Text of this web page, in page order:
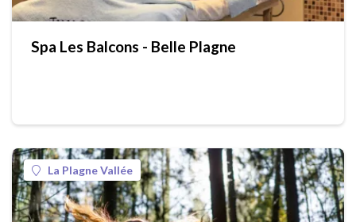
Spa Les Balcons - Belle Plagne
La Plagne Vallée